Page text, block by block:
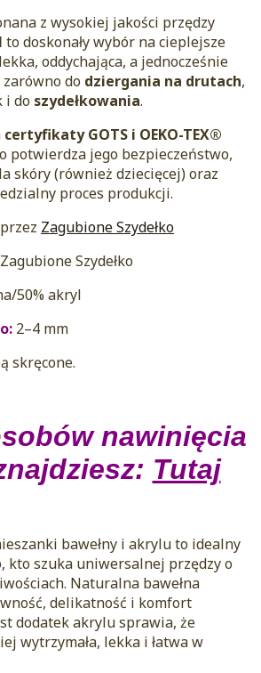
z wysokiej jakości przędzy
to doskonały wybór na cieplejsze
oddychająca, a jednocześnie
zarówno do dziergania na drutach,
i do szydełkowania.
certyfikaty GOTS i OEKO-TEX®
potwierdza jego bezpieczeństwo,
skóry (również dziecięcej) oraz
proces produkcji.
Zagubione Szydełko
Szydełko
50% akryl
2–4 mm
skręcone.
nawinięcia
Tutaj
bawełny i akrylu to idealny
kto szuka uniwersalnej przędzy o
Naturalna bawełna
delikatność i komfort
dodatek akrylu sprawia, że
wytrzymała, lekka i łatwa w